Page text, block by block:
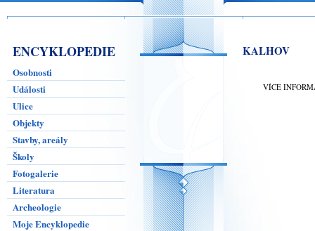
ENCYKLOPEDIE
Osobnosti
Události
Ulice
Objekty
Stavby, areály
Školy
Fotogalerie
Literatura
Archeologie
Moje Encyklopedie
KALHOV
VÍCE